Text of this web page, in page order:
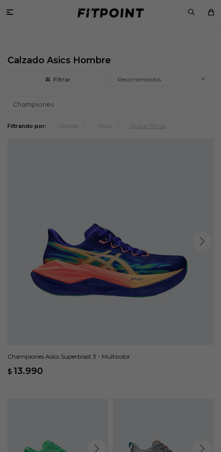

Calzado Asics Hombre
Recomendados
Championes
Filtrando por: Calzado Asics Quitar filtros
Championes Asics Superblast 3 - Multicolor
$ 13.990